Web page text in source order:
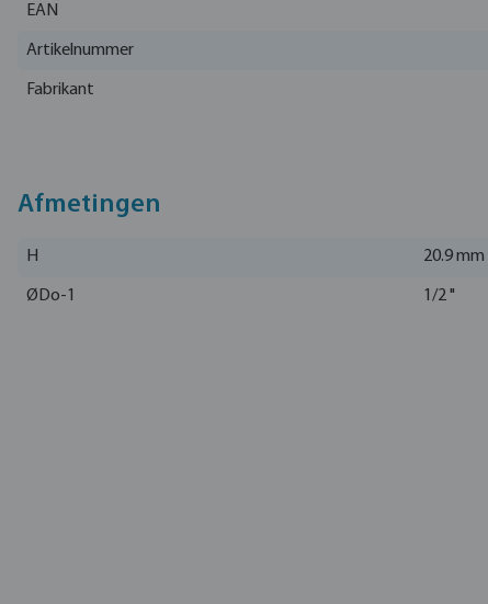
EAN
Artikelnummer
Fabrikant
Afmetingen
H 20.9 mm
ØDo-1 1/2 "